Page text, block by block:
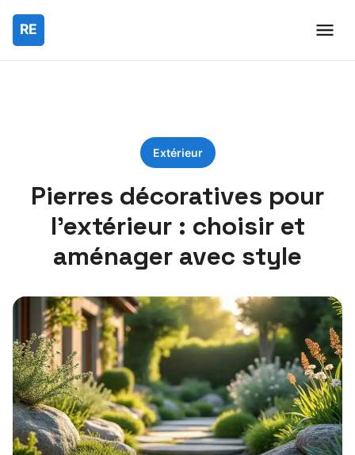
Extérieur
Pierres décoratives pour
l’extérieur : choisir et
aménager avec style